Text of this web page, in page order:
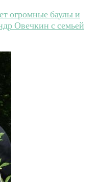
огромные баулы и
Овечкин с семьей